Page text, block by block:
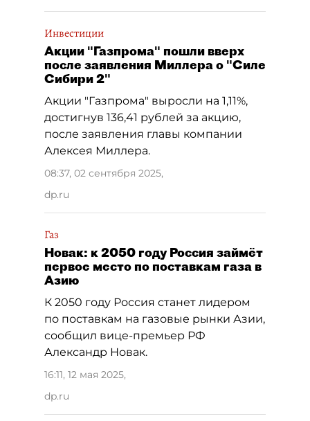
Инвестиции
Акции "Газпрома" пошли вверх
после заявления Миллера о "Силе
Сибири 2"
Акции "Газпрома" выросли на 1,11%,
достигнув 136,41 рублей за акцию,
после заявления главы компании
Алексея Миллера.
08:37, 02 сентября 2025,
dp.ru
Газ
Новак: к 2050 году Россия займёт
первое место по поставкам газа в
Азию
К 2050 году Россия станет лидером
по поставкам на газовые рынки Азии,
сообщил вице-премьер РФ
Александр Новак.
16:11, 12 мая 2025,
dp.ru